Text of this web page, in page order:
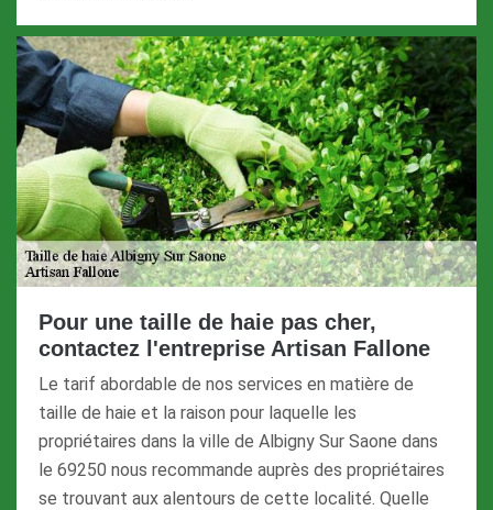
Pour une taille de haie pas cher,
contactez l'entreprise Artisan Fallone
Le tarif abordable de nos services en matière de
taille de haie et la raison pour laquelle les
propriétaires dans la ville de Albigny Sur Saone dans
le 69250 nous recommande auprès des propriétaires
se trouvant aux alentours de cette localité. Quelle